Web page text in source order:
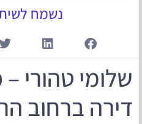
נשמח
שלומי טהורי
דירה ברחוב